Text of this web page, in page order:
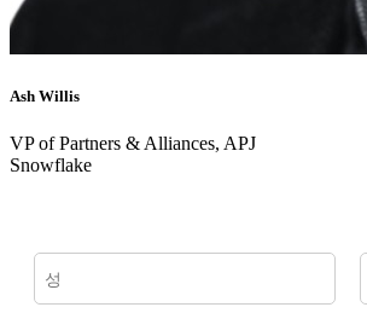
Ash Willis
VP of Partners & Alliances, APJ
Snowflake